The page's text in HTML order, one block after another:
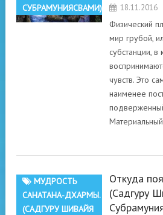
СУБРАМУНИЯСВАМИ)
18.11.2016
Физический
мир грубой,
субстанции, в
чувств. Это
наименее
МУДРОСТЬ
САНАТАНА-ДХАРМЫ.
(САДГУРУ ШИВАЙЯ
Откуда
(Садгуру